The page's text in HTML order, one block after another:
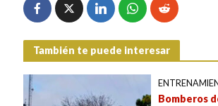
También te puede interesar
Bomberos